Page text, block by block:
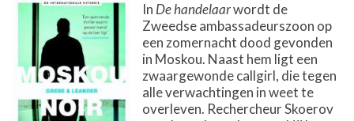
In De handelaarwordt de
Zweedse ambassadeurszoon op
een zomernacht dood gevonden
in Moskou. Naast hem ligt een
zwaargewonde callgirl, die tegen
alle verwachtingen in weet te
overleven. Rechercheur Skoerov